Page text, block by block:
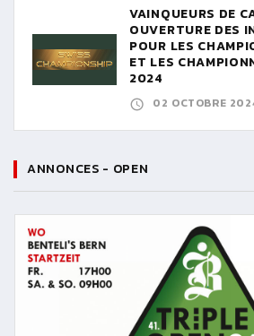
VAINQUEURS DE
OUVERTURE DES
POUR LES
ET LES
2024
02 OCTOBRE
ANNONCES - OPEN